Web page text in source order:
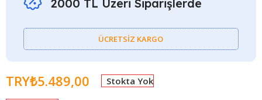
2000 TL Üzeri Siparişlerde
ÜCRETSİZ KARGO
TRY₺5.489,00 Stokta Yok